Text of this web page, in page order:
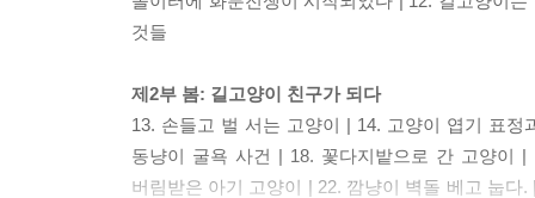
것들
제2부 봄: 길고양이 친구가 되다
13. 손들고 벌 서는 고양이 | 14. 고양이 엽기 표
동냥이 굴욕 사건 | 18. 꽃다지밭으로 간 고양이
버림받은 아기 고양이 | 22. 깜냥이 벽돌 베고 눕